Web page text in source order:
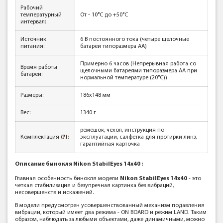
Рабочий
температурный
интервал:
От - 10°C до +50°C
Источник
питания:
6 В постоянного тока (четыре щелочные
батареи типоразмера АА)
Время работы
батареи:
Примерно 6 часов (Непрерывная работа со
щелочными батареями типоразмера АА при
нормальной температуре (20°C))
Размеры: 186x148 мм
Вес: 1340 г
Комплектация (?):
ремешок, чехол, инструкция по
эксплуатации, салфетка для протирки линз,
гарантийная карточка
Описание бинокля Nikon StabilEyes 14x40 :
Главная особенность бинокля модели Nikon StabilEyes 14x40 - это
четкая стабилизация и безупречная картинка без вибраций,
несовершенств и искажений.
В модели предусмотрен усовершенствованный механизм подавления
вибрации, который имеет два режима - ON BOARD и режим LAND. Таким
образом, наблюдать за любыми объектами, даже динамичными, можно